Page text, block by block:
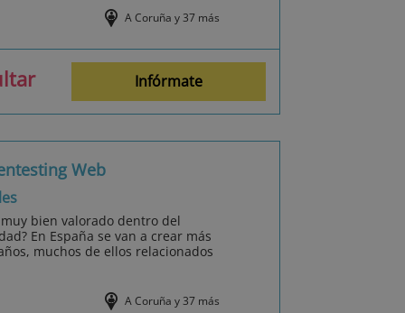
A Coruña y 37 más
Infórmate
Web
bien valorado dentro del
En España se van a crear más
muchos de ellos relacionados
A Coruña y 37 más